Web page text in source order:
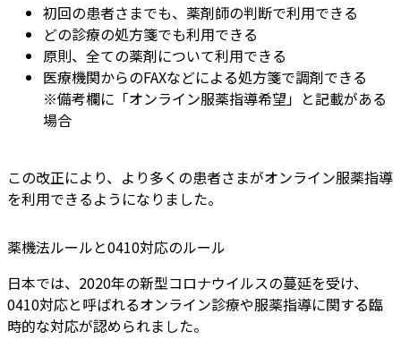
初回の患者さまでも、薬剤師の判断で利用できる
どの診療の処方箋でも利用できる
原則、全ての薬剤について利用できる
医療機関からのFAXなどによる処方箋で調剤できる
※備考欄に「オンライン服薬指導希望」と記載がある
場合
この改正により、より多くの患者さまがオンライン服薬指導
を利用できるようになりました。
薬機法ルールと0410対応のルール
日本では、2020年の新型コロナウイルスの蔓延を受け、
0410対応と呼ばれるオンライン診療や服薬指導に関する臨
時的な対応が認められました。